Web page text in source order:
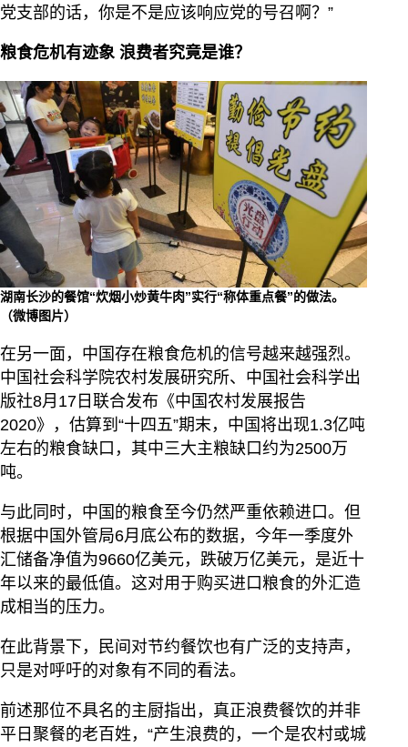
党支部的话，你是不是应该响应党的号召啊？”
粮食危机有迹象 浪费者究竟是谁？
湖南长沙的餐馆“炊烟小炒黄牛肉”实行“称体重点餐”的做法。
（微博图片）
在另一面，中国存在粮食危机的信号越来越强烈。
中国社会科学院农村发展研究所、中国社会科学出
版社8月17日联合发布《中国农村发展报告
2020》，估算到“十四五”期末，中国将出现1.3亿吨
左右的粮食缺口，其中三大主粮缺口约为2500万
吨。
与此同时，中国的粮食至今仍然严重依赖进口。但
根据中国外管局6月底公布的数据，今年一季度外
汇储备净值为9660亿美元，跌破万亿美元，是近十
年以来的最低值。这对用于购买进口粮食的外汇造
成相当的压力。
在此背景下，民间对节约餐饮也有广泛的支持声，
只是对呼吁的对象有不同的看法。
前述那位不具名的主厨指出，真正浪费餐饮的并非
平日聚餐的老百姓，“产生浪费的，一个是农村或城